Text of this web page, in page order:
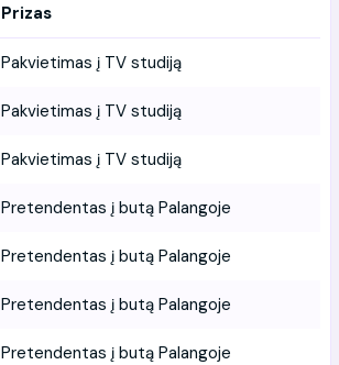
Prizas
Pakvietimas į TV studiją
Pakvietimas į TV studiją
Pakvietimas į TV studiją
Pretendentas į butą Palangoje
Pretendentas į butą Palangoje
Pretendentas į butą Palangoje
Pretendentas į butą Palangoje